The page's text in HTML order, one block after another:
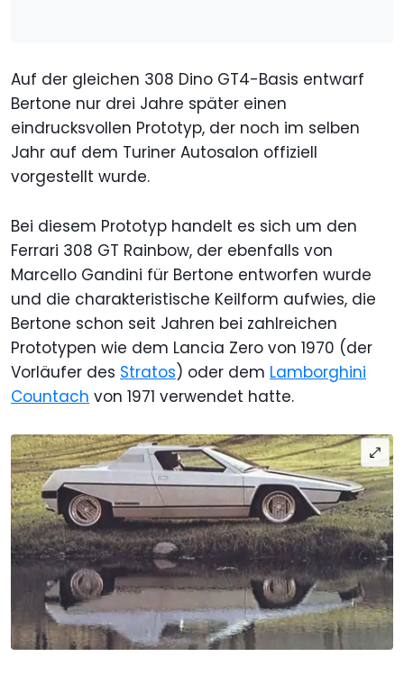
Auf der gleichen 308 Dino GT4-Basis entwarf
Bertone nur drei Jahre später einen
eindrucksvollen Prototyp, der noch im selben
Jahr auf dem Turiner Autosalon offiziell
vorgestellt wurde.
Bei diesem Prototyp handelt es sich um den
Ferrari 308 GT Rainbow, der ebenfalls von
Marcello Gandini für Bertone entworfen wurde
und die charakteristische Keilform aufwies, die
Bertone schon seit Jahren bei zahlreichen
Prototypen wie dem Lancia Zero von 1970 (der
Vorläufer des Stratos) oder dem Lamborghini
Countach von 1971 verwendet hatte.